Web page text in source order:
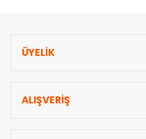
ÜYELİK
ALIŞVERİŞ